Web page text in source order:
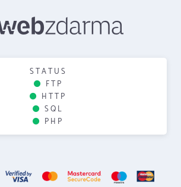
STATUS
FTP
HTTP
SQL
PHP